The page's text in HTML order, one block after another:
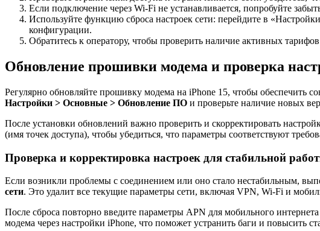
Если подключение через Wi-Fi не устанавливается, попробуйте
Используйте функцию сброса настроек сети: перейдите в
конфигурации.
Обратитесь к оператору, чтобы проверить наличие активных
Обновление прошивки модема и проверка
Регулярно обновляйте прошивку модема на iPhone 15, чтобы обеспечить
Настройки > Основные > Обновление ПО и проверьте наличие новых
После установки обновлений важно проверить и скорректировать
(имя точек доступа), чтобы убедиться, что параметры соответствуют
Проверка и корректировка настроек для стабильной
Если возникли проблемы с соединением или оно стало нестабильным,
сети. Это удалит все текущие параметры сети, включая VPN, Wi-Fi и
После сброса повторно введите параметры APN для мобильного
модема через настройки iPhone, что поможет устранить баги и повысить